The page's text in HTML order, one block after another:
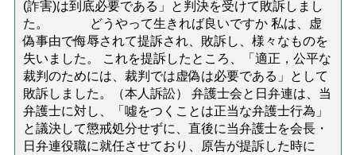
(詐害)は到底必要である」と判決を受けて敗訴しまし
た。 どうやって生きれば良いですか 私は、虚
偽事由で侮辱されて提訴され、敗訴し、様々なものを
失いました。 これを提訴したところ、「適正，公平な
裁判のためには、裁判では虚偽は必要である」として
敗訴しました。（本人訴訟） 弁護士会と日弁連は、当
弁護士に対し、「噓をつくことは正当な弁護士行為」
と議決して懲戒処分せずに、直後に当弁護士を会長・
日弁連役職に就任させており、原告が提訴した時に